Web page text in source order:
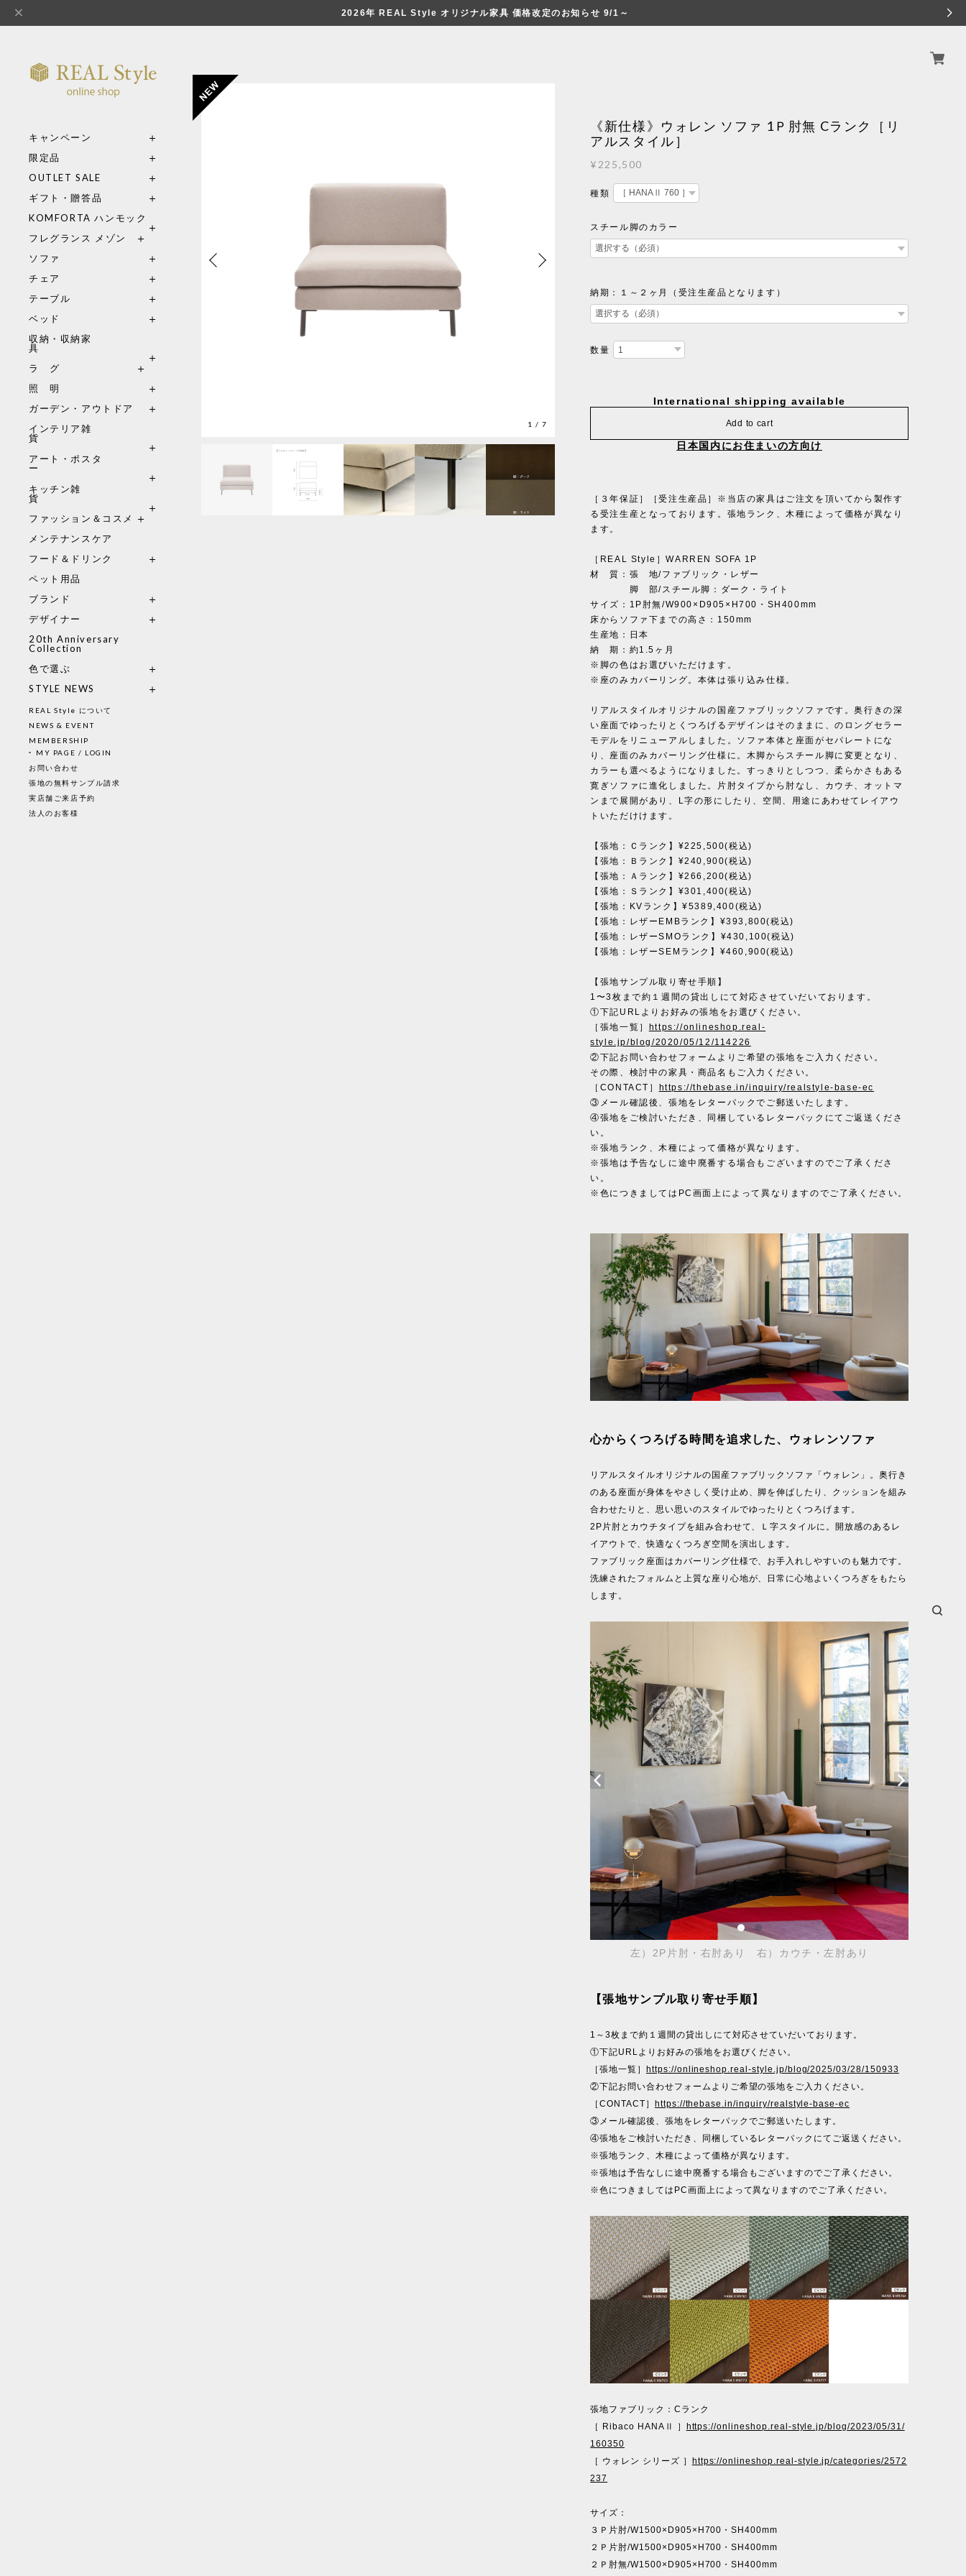
2026年 REAL Style オリジナル家具 価格改定のお知らせ 9/1～
キャンペーン
限定品
OUTLET SALE
ギフト・贈答品
KOMFORTA ハンモック
フレグランス メゾン
ソファ
チェア
テーブル
ベッド
収納・収納家
具
ラ グ
照 明
ガーデン・アウトドア
インテリア雑
貨
アート・ポスタ
ー
キッチン雑
貨
ファッション＆コスメ
メンテナンスケア
フード＆ドリンク
ペット用品
ブランド
デザイナー
20th Anniversary
Collection
色で選ぶ
STYLE NEWS
REAL Style について
NEWS & EVENT
MEMBERSHIP
MY PAGE / LOGIN
お問い合わせ
張地の無料サンプル請求
実店舗ご来店予約
法人のお客様
1 /7
《新仕様》ウォレン ソファ 1Ｐ肘無 Cランク［リ
アルスタイル］
¥225,500
種類
スチール脚のカラー
納期：１～２ヶ月（受注生産品となります）
数量
International shipping available
Add to cart
日本国内にお住まいの方向け
［３年保証］［受注生産品］※当店の家具はご注文を頂いてから製作す
る受注生産となっております。張地ランク、木種によって価格が異なり
ます。
［REAL Style］WARREN SOFA 1P
材 質：張 地/ファブリック・レザー
脚 部/スチール脚：ダーク・ライト
サイズ：1P肘無/W900×D905×H700・SH400mm
床からソファ下までの高さ：150mm
生産地：日本
納 期：約1.5ヶ月
※脚の色はお選びいただけます。
※座のみカバーリング。本体は張り込み仕様。
リアルスタイルオリジナルの国産ファブリックソファです。奥行きの深
い座面でゆったりとくつろげるデザインはそのままに、のロングセラー
モデルをリニューアルしました。ソファ本体と座面がセパレートにな
り、座面のみカバーリング仕様に。木脚からスチール脚に変更となり、
カラーも選べるようになりました。すっきりとしつつ、柔らかさもある
寛ぎソファに進化しました。片肘タイプから肘なし、カウチ、オットマ
ンまで展開があり、L字の形にしたり、空間、用途にあわせてレイアウ
トいただけけます。
【張地：Ｃランク】¥225,500(税込)
【張地：Ｂランク】¥240,900(税込)
【張地：Ａランク】¥266,200(税込)
【張地：Ｓランク】¥301,400(税込)
【張地：KVランク】¥5389,400(税込)
【張地：レザーEMBランク】¥393,800(税込)
【張地：レザーSMOランク】¥430,100(税込)
【張地：レザーSEMランク】¥460,900(税込)
【張地サンプル取り寄せ手順】
1〜3枚まで約１週間の貸出しにて対応させていだいております。
①下記URLよりお好みの張地をお選びください。
［張地一覧］
https://onlineshop.real-
style.jp/blog/2020/05/12/114226
②下記お問い合わせフォームよりご希望の張地をご入力ください。
その際、検討中の家具・商品名もご入力ください。
［CONTACT］
https://thebase.in/inquiry/realstyle-base-ec
③メール確認後、張地をレターパックでご郵送いたします。
④張地をご検討いただき、同梱しているレターパックにてご返送くださ
い。
※張地ランク、木種によって価格が異なります。
※張地は予告なしに途中廃番する場合もございますのでご了承くださ
い。
※色につきましてはPC画面上によって異なりますのでご了承ください。
心からくつろげる時間を追求した、ウォレンソファ
リアルスタイルオリジナルの国産ファブリックソファ「ウォレン」。奥行き
のある座面が身体をやさしく受け止め、脚を伸ばしたり、クッションを組み
合わせたりと、思い思いのスタイルでゆったりとくつろげます。
2P片肘とカウチタイプを組み合わせて、Ｌ字スタイルに。開放感のあるレ
イアウトで、快適なくつろぎ空間を演出します。
ファブリック座面はカバーリング仕様で、お手入れしやすいのも魅力です。
洗練されたフォルムと上質な座り心地が、日常に心地よいくつろぎをもたら
します。
左）2P片肘・右肘あり 右）カウチ・左肘あり
【張地サンプル取り寄せ手順】
1～3枚まで約１週間の貸出しにて対応させていだいております。
①下記URLよりお好みの張地をお選びください。
［張地一覧］ https://onlineshop.real-style.jp/blog/2025/03/28/150933
②下記お問い合わせフォームよりご希望の張地をご入力ください。
［CONTACT］ https://thebase.in/inquiry/realstyle-base-ec
③メール確認後、張地をレターパックでご郵送いたします。
④張地をご検討いただき、同梱しているレターパックにてご返送ください。
※張地ランク、木種によって価格が異なります。
※張地は予告なしに途中廃番する場合もございますのでご了承ください。
※色につきましてはPC画面上によって異なりますのでご了承ください。
張地ファブリック：Cランク
［ Ribaco HANAⅡ ］
https://onlineshop.real-style.jp/blog/2023/05/31/
160350
［ ウォレン シリーズ ］
https://onlineshop.real-style.jp/categories/2572
237
サイズ：
３Ｐ片肘/W1500×D905×H700・SH400mm
２Ｐ片肘/W1500×D905×H700・SH400mm
２Ｐ肘無/W1500×D905×H700・SH400mm